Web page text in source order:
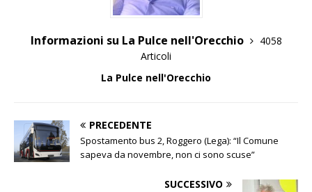
Informazioni su La Pulce nell'Orecchio
4058
Articoli
La Pulce nell'Orecchio
PRECEDENTE
Spostamento bus 2, Roggero (Lega): “Il Comune
sapeva da novembre, non ci sono scuse”
SUCCESSIVO